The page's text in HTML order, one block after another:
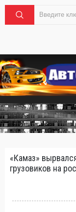
«Камаз»
грузовиков на